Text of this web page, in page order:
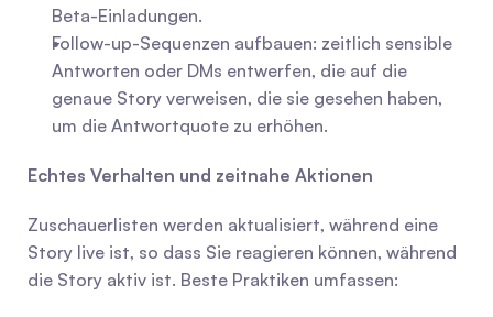
Beta-Einladungen.
Follow-up-Sequenzen aufbauen: zeitlich sensible
Antworten oder DMs entwerfen, die auf die
genaue Story verweisen, die sie gesehen haben,
um die Antwortquote zu erhöhen.
Echtes Verhalten und zeitnahe Aktionen
Zuschauerlisten werden aktualisiert, während eine
Story live ist, so dass Sie reagieren können, während
die Story aktiv ist. Beste Praktiken umfassen: